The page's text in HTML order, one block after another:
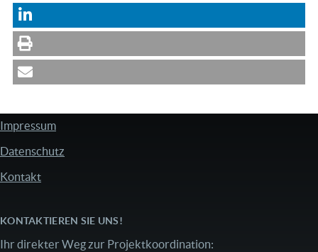
FUSSZEILE
Impressum
Datenschutz
Kontakt
KONTAKTIEREN SIE UNS!
Ihr direkter Weg zur Projektkoordination: